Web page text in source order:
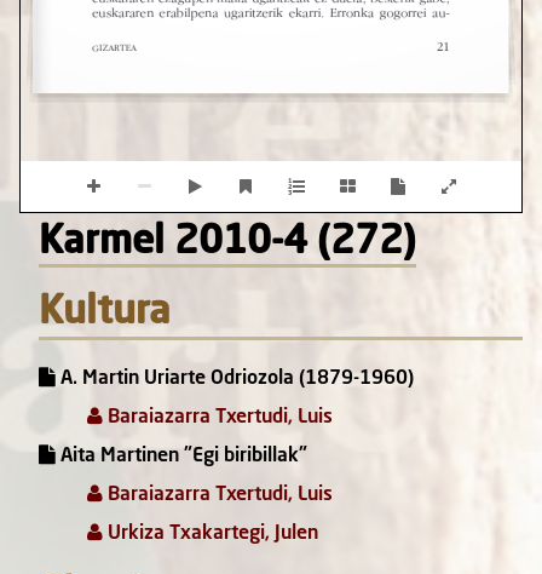
Karmel 2010-4 (272)
Kultura
A. Martin Uriarte Odriozola (1879-1960)
Baraiazarra Txertudi, Luis
Aita Martinen "Egi biribillak"
Baraiazarra Txertudi, Luis
Urkiza Txakartegi, Julen